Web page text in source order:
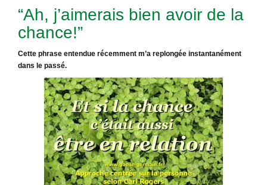
“Ah, j’aimerais bien avoir de la
chance!”
Cette phrase entendue récemment m’a replongée instantanément
dans le passé.